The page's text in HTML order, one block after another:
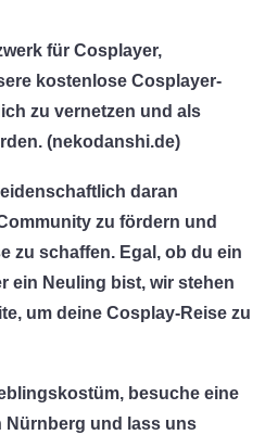
für Cosplayer,
kostenlose Cosplayer-
zu vernetzen und als
(nekodanshi.de)
daran
zu fördern und
zu schaffen. Egal, ob du ein
ein Neuling bist, wir stehen
um deine Cosplay-Reise zu
besuche eine
Nürnberg und lass uns